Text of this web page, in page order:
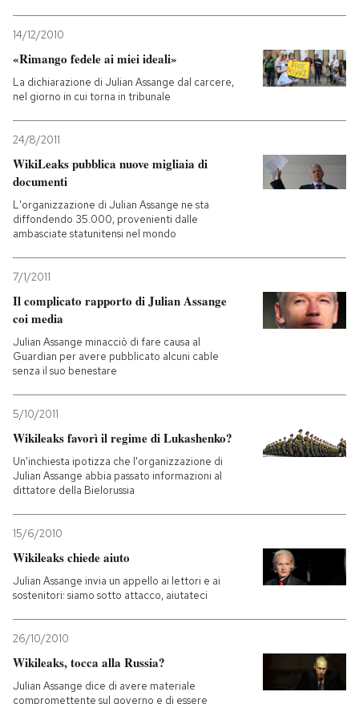
14/12/2010
«Rimango fedele ai miei ideali»
La dichiarazione di Julian Assange dal carcere,
nel giorno in cui torna in tribunale
24/8/2011
WikiLeaks pubblica nuove migliaia di
documenti
L'organizzazione di Julian Assange ne sta
diffondendo 35.000, provenienti dalle
ambasciate statunitensi nel mondo
7/1/2011
Il complicato rapporto di Julian Assange
coi media
Julian Assange minacciò di fare causa al
Guardian per avere pubblicato alcuni cable
senza il suo benestare
5/10/2011
Wikileaks favorì il regime di Lukashenko?
Un'inchiesta ipotizza che l'organizzazione di
Julian Assange abbia passato informazioni al
dittatore della Bielorussia
15/6/2010
Wikileaks chiede aiuto
Julian Assange invia un appello ai lettori e ai
sostenitori: siamo sotto attacco, aiutateci
26/10/2010
Wikileaks, tocca alla Russia?
Julian Assange dice di avere materiale
compromettente sul governo e di essere